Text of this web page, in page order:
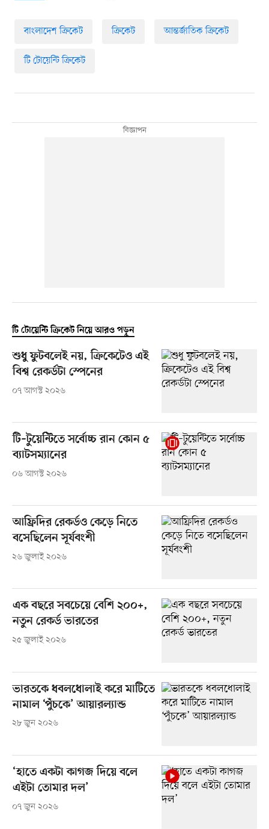
বাংলাদেশ ক্রিকেট ক্রিকেট আন্তর্জাতিক ক্রিকেট
টি টোয়েন্টি ক্রিকেট
টি টোয়েন্টি ক্রিকেট নিয়ে আরও পড়ুন
শুধু ফুটবলেই নয়, ক্রিকেটেও এই
বিশ্ব রেকর্ডটা স্পেনের
০৭ আগস্ট ২০২৬
টি–টুয়েন্টিতে সর্বোচ্চ রান কোন ৫
ব্যাটসম্যানের
০৬ আগস্ট ২০২৬
আফ্রিদির রেকর্ডও কেড়ে নিতে
বসেছিলেন সূর্যবংশী
২৬ জুলাই ২০২৬
এক বছরে সবচেয়ে বেশি ২০০+,
নতুন রেকর্ড ভারতের
২৫ জুলাই ২০২৬
ভারতকে ধবলধোলাই করে মাটিতে
নামাল ‘পুঁচকে’ আয়ারল্যান্ড
২৮ জুন ২০২৬
‘হাতে একটা কাগজ দিয়ে বলে
এইটা তোমার দল’
০৭ জুন ২০২৬